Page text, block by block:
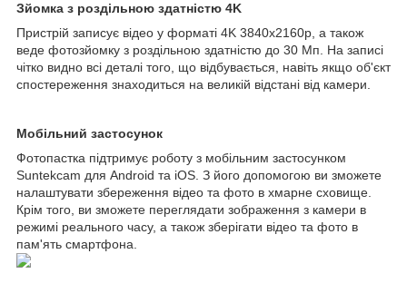
Зйомка з роздільною здатністю 4K
Пристрій записує відео у форматі 4K 3840x2160p, а також
веде фотозйомку з роздільною здатністю до 30 Мп. На записі
чітко видно всі деталі того, що відбувається, навіть якщо об'єкт
спостереження знаходиться на великій відстані від камери.
Мобільний застосунок
Фотопастка підтримує роботу з мобільним застосунком
Suntekcam для Android та iOS. З його допомогою ви зможете
налаштувати збереження відео та фото в хмарне сховище.
Крім того, ви зможете переглядати зображення з камери в
режимі реального часу, а також зберігати відео та фото в
пам'ять смартфона.